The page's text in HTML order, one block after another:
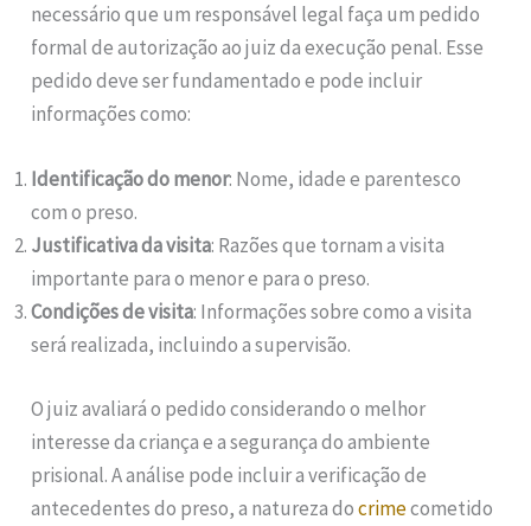
necessário que um responsável legal faça um pedido
formal de autorização ao juiz da execução penal. Esse
pedido deve ser fundamentado e pode incluir
informações como:
Identificação do menor: Nome, idade e parentesco
com o preso.
Justificativa da visita: Razões que tornam a visita
importante para o menor e para o preso.
Condições de visita: Informações sobre como a visita
será realizada, incluindo a supervisão.
O juiz avaliará o pedido considerando o melhor
interesse da criança e a segurança do ambiente
prisional. A análise pode incluir a verificação de
antecedentes do preso, a natureza docrimecometido